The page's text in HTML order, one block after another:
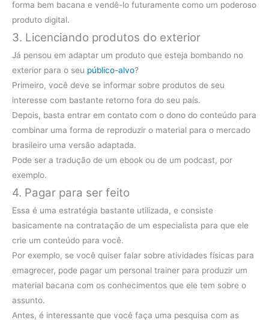
forma bem bacana e vendê-lo futuramente como um poderoso
produto digital.
3. Licenciando produtos do exterior
Já pensou em adaptar um produto que esteja bombando no
exterior para o seu público-alvo?
Primeiro, você deve se informar sobre produtos de seu
interesse com bastante retorno fora do seu país.
Depois, basta entrar em contato com o dono do conteúdo para
combinar uma forma de reproduzir o material para o mercado
brasileiro uma versão adaptada.
Pode ser a tradução de um ebook ou de um podcast, por
exemplo.
4. Pagar para ser feito
Essa é uma estratégia bastante utilizada, e consiste
basicamente na contratação de um especialista para que ele
crie um conteúdo para você.
Por exemplo, se você quiser falar sobre atividades físicas para
emagrecer, pode pagar um personal trainer para produzir um
material bacana com os conhecimentos que ele tem sobre o
assunto.
Antes, é interessante que você faça uma pesquisa com as